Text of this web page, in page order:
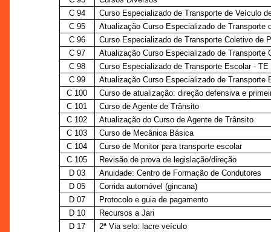
C 94
Curso Especializado de Transporte de Veículo
C 95
Atualização Curso Especializado de Transporte
C 96
Curso Especializado de Transporte Coletivo de
C 97
Atualização Curso Especializado de Transporte
C 98
Curso Especializado de Transporte Escolar - TE
C 99
Atualização Curso Especializado de Transporte
C 100
Curso de atualização: direção defensiva e
C 101
Curso de Agente de Trânsito
C 102
Atualização do Curso de Agente de Trânsito
C 103
Curso de Mecânica Básica
C 104
Curso de Monitor para transporte escolar
C 105
Revisão de prova de legislação/direção
D 03
Anuidade: Centro de Formação de Condutores
D 05
Corrida automóvel (gincana)
D 07
Protocolo e guia de pagamento
D 10
Recursos a Jari
D 17
2ª Via selo: lacre veículo